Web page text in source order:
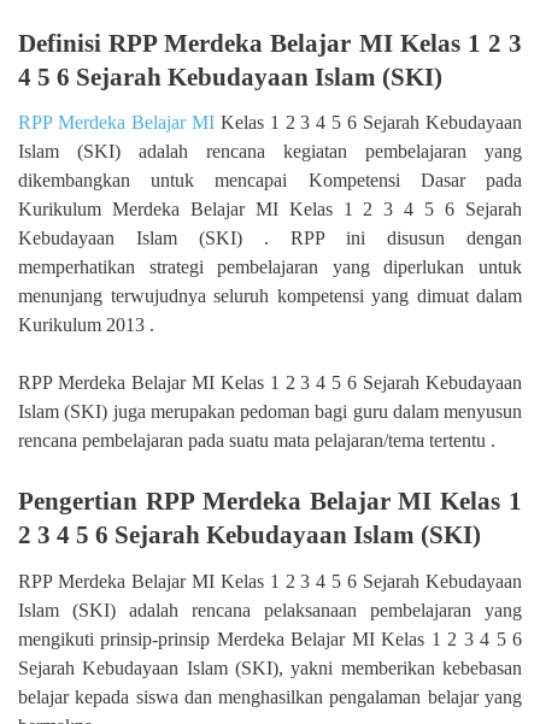
Definisi RPP Merdeka Belajar MI Kelas 1 2 3
4 5 6 Sejarah Kebudayaan Islam (SKI)
RPP Merdeka Belajar MIKelas 1 2 3 4 5 6 Sejarah Kebudayaan
Islam (SKI) adalah rencana kegiatan pembelajaran yang
dikembangkan untuk mencapai Kompetensi Dasar pada
Kurikulum Merdeka Belajar MI Kelas 1 2 3 4 5 6 Sejarah
Kebudayaan Islam (SKI) . RPP ini disusun dengan
memperhatikan strategi pembelajaran yang diperlukan untuk
menunjang terwujudnya seluruh kompetensi yang dimuat dalam
Kurikulum 2013 .
RPP Merdeka Belajar MI Kelas 1 2 3 4 5 6 Sejarah Kebudayaan
Islam (SKI) juga merupakan pedoman bagi guru dalam menyusun
rencana pembelajaran pada suatu mata pelajaran/tema tertentu .
Pengertian RPP Merdeka Belajar MI Kelas 1
2 3 4 5 6 Sejarah Kebudayaan Islam (SKI)
RPP Merdeka Belajar MI Kelas 1 2 3 4 5 6 Sejarah Kebudayaan
Islam (SKI) adalah rencana pelaksanaan pembelajaran yang
mengikuti prinsip-prinsip Merdeka Belajar MI Kelas 1 2 3 4 5 6
Sejarah Kebudayaan Islam (SKI), yakni memberikan kebebasan
belajar kepada siswa dan menghasilkan pengalaman belajar yang